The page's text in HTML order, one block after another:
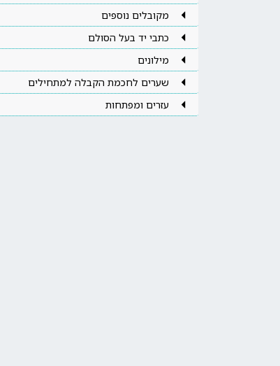
מקובלים נוספים
כתבי יד בעל הסולם
מילונים
שערים לחכמת הקבלה למתחילים
עזרים ומפתחות